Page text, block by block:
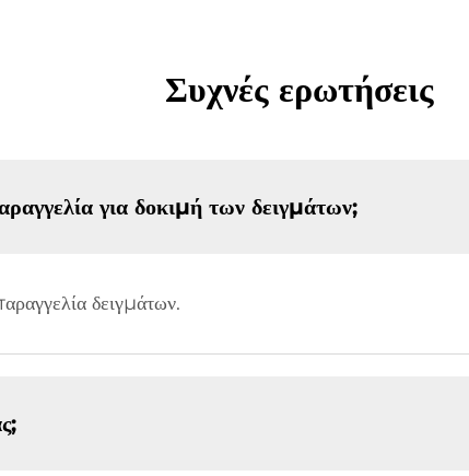
Συχνές ερωτήσεις
για δοκιμή των δειγμάτων;
δειγμάτων.